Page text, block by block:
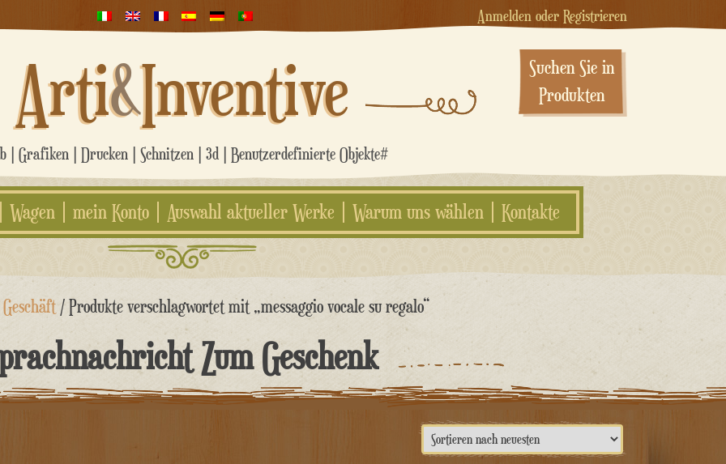
Anmelden oder Registrieren
Arti&Inventive
| Grafiken | Drucken | Schnitzen | 3d | Benutzerdefinierte Objekte#
Suchen Sie in
Produkten
Wagen mein Konto Auswahl aktueller Werke Warum uns wählen Kontakte
Geschäft / Produkte verschlagwortet mit „messaggio vocale su regalo“
Zum Geschenk